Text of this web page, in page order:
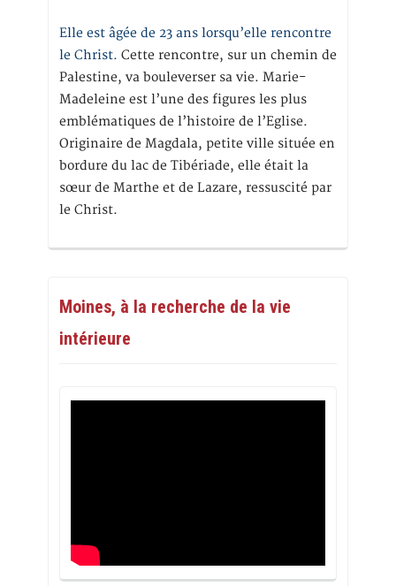
Elle est âgée de 23 ans lorsqu’elle rencontre
le Christ. Cette rencontre, sur un chemin de
Palestine, va bouleverser sa vie. Marie-
Madeleine est l’une des figures les plus
emblématiques de l’histoire de l’Eglise.
Originaire de Magdala, petite ville située en
bordure du lac de Tibériade, elle était la
sœur de Marthe et de Lazare, ressuscité par
le Christ.
Moines, à la recherche de la vie
intérieure